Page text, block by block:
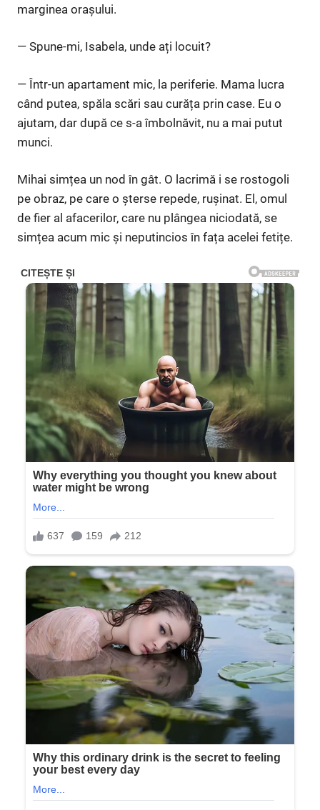
marginea orașului.
— Spune-mi, Isabela, unde ați locuit?
— Într-un apartament mic, la periferie. Mama lucra
când putea, spăla scări sau curăța prin case. Eu o
ajutam, dar după ce s-a îmbolnăvit, nu a mai putut
munci.
Mihai simțea un nod în gât. O lacrimă i se rostogoli
pe obraz, pe care o șterse repede, rușinat. El, omul
de fier al afacerilor, care nu plângea niciodată, se
simțea acum mic și neputincios în fața acelei fetițe.